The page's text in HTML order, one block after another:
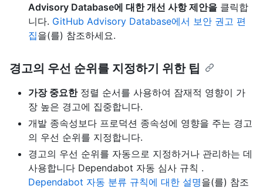
Advisory Database에 대한 개선 사항 제안을 클릭합
니다. GitHub Advisory Database에서 보안 권고 편
집을(를) 참조하세요.
경고의 우선 순위를 지정하기 위한 팁
가장 중요한정렬 순서를 사용하여 잠재적 영향이 가
장 높은 경고에 집중합니다.
개발 종속성보다 프로덕션 종속성에 영향을 주는 경고
의 우선 순위를 지정합니다.
경고의 우선 순위를 자동으로 지정하거나 관리하는 데
사용합니다 Dependabot 자동 심사 규칙 .
Dependabot 자동 분류 규칙에 대한 설명을(를) 참조